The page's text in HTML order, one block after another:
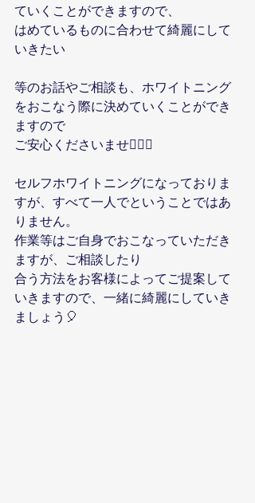
ていくことができますので、
はめているものに合わせて綺麗にして
いきたい
等のお話やご相談も、ホワイトニング
をおこなう際に決めていくことができ
ますので
ご安心くださいませ🙆🏼‍♀️
セルフホワイトニングになっておりま
すが、すべて一人でということではあ
りません。
作業等はご自身でおこなっていただき
ますが、ご相談したり
合う方法をお客様によってご提案して
いきますので、一緒に綺麗にしていき
ましょう🎈